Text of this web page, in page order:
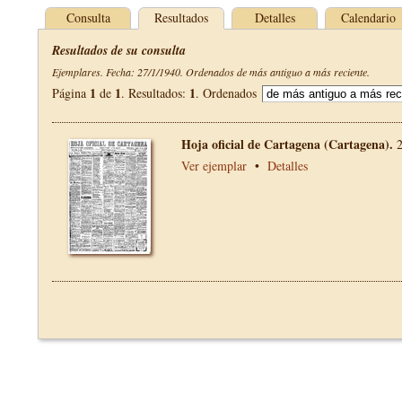
Consulta Resultados Detalles Calendario
Resultados de su consulta
Ejemplares. Fecha: 27/1/1940. Ordenados de más antiguo a más reciente.
Página 1 de 1. Resultados: 1. Ordenados
Hoja oficial de Cartagena (Cartagena).
Ver ejemplar • Detalles